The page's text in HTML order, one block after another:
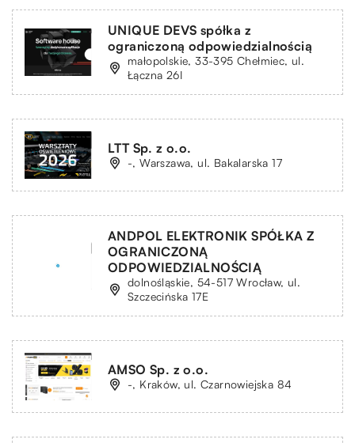
UNIQUE DEVS spółka z
ograniczoną odpowiedzialnością
małopolskie, 33-395 Chełmiec, ul.
Łączna 26I
LTT Sp. z o.o.
-, Warszawa, ul. Bakalarska 17
ANDPOL ELEKTRONIK SPÓŁKA Z
OGRANICZONĄ
ODPOWIEDZIALNOŚCIĄ
dolnośląskie, 54-517 Wrocław, ul.
Szczecińska 17E
AMSO Sp. z o.o.
-, Kraków, ul. Czarnowiejska 84